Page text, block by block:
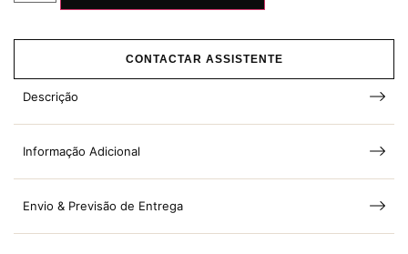
CONTACTAR ASSISTENTE
Descrição
Informação Adicional
Envio & Previsão de Entrega